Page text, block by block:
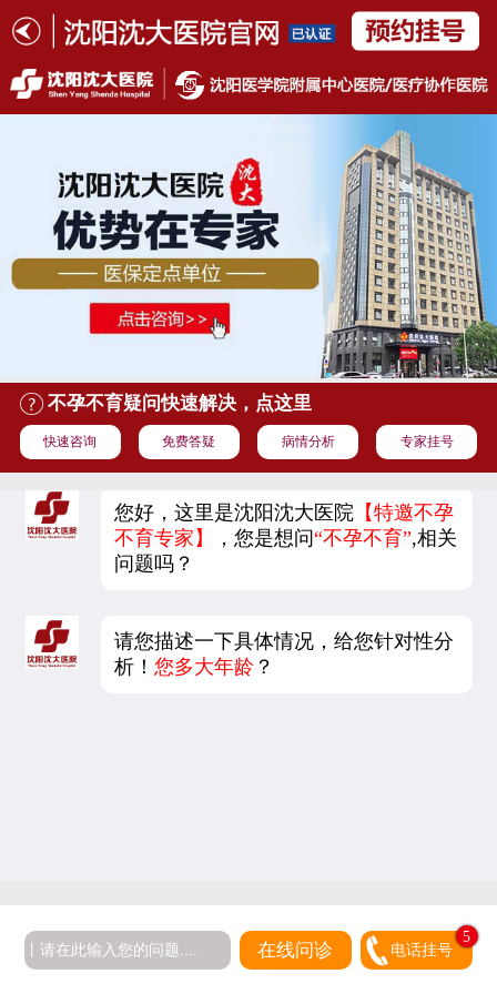
不孕不育疑问快速解决，点这里
快速咨询 免费答疑 病情分析 专家挂号
您好，这里是沈阳沈大医院 【特邀不孕
不育专家】
，您是想问“不孕不育”,相关
问题吗？
请您描述一下具体情况，给您针对性分
析！您多大年龄 ？
在线问诊 电话挂号
5